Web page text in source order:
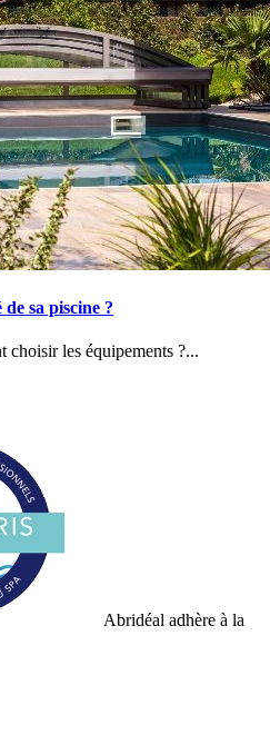
sa piscine ?
choisir les équipements ?...
Abridéal adhère à la